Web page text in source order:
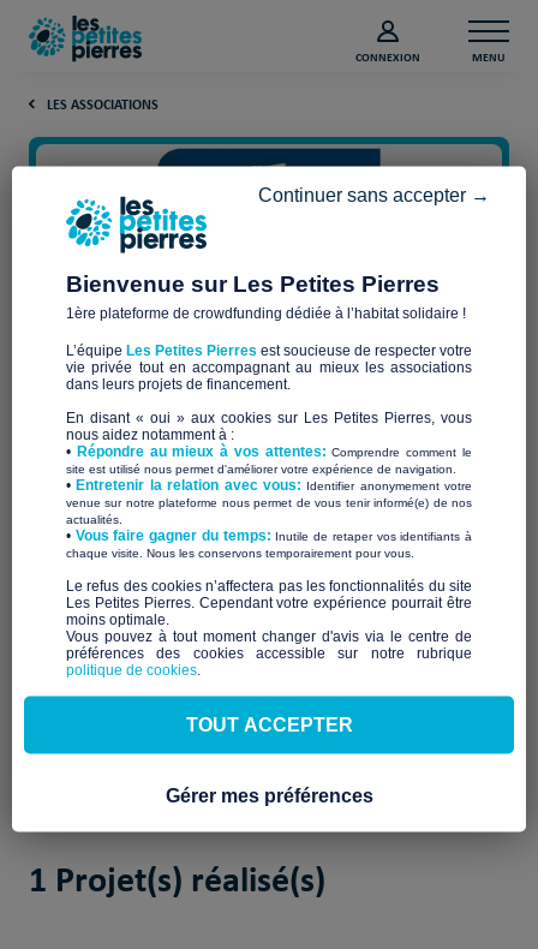
CONNEXION MENU
LES ASSOCIATIONS
SECOURS CATHOLIQUE -
CARITAS FRANCE -
Délégation du POITOU
Qui sommes-nous ?
À venir
1 Projet(s) réalisé(s)
Bienvenue sur Les Petites Pierres
1ère plateforme de crowdfunding dédiée à l’habitat solidaire !
L’équipe Les Petites Pierres est soucieuse de respecter votre
vie privée tout en accompagnant au mieux les associations
dans leurs projets de financement.
En disant « oui » aux cookies sur Les Petites Pierres, vous
nous aidez notamment à :
• Répondre au mieux à vos attentes:Comprendre comment le
site est utilisé nous permet d'améliorer votre expérience de navigation.
•Entretenir la relation avec vous: Identifier anonymement votre
venue sur notre plateforme nous permet de vous tenir informé(e) de nos
actualités.
​• Vous faire gagner du temps: Inutile de retaper vos identifiants à
chaque visite. Nous les conservons temporairement pour vous.
​Le refus des cookies n’affectera pas les fonctionnalités du site
Les Petites Pierres. Cependant votre expérience pourrait être
moins optimale.​
Vous pouvez à tout moment changer d'avis via le centre de
préférences des cookies accessible sur notre rubrique
politique de cookies
Continuer sans accepter →
TOUT ACCEPTER
Gérer mes préférences